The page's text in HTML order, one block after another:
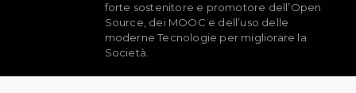
forte sostenitore e promotore dell’Open
Source, dei MOOC e dell’uso delle
moderne Tecnologie per migliorare la
Società.